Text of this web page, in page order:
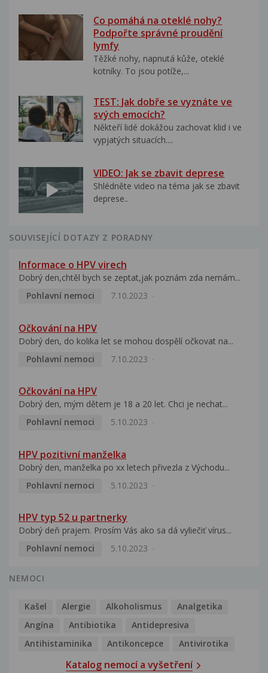
Co pomáhá na oteklé nohy?
Podpořte správné proudění
lymfy
Těžké nohy, napnutá kůže, oteklé
kotníky. To jsou potíže,...
TEST: Jak dobře se vyznáte ve
svých emocích?
Někteří lidé dokážou zachovat klid i ve
vypjatých situacích....
VIDEO: Jak se zbavit deprese
Shlédněte video na téma jak se zbavit
deprese..
SOUVISEJÍCÍ DOTAZY Z PORADNY
Informace o HPV virech
Dobrý den,chtěl bych se zeptat,jak poznám zda nemám...
Pohlavní nemoci
7.10.2023
Očkování na HPV
Dobrý den, do kolika let se mohou dospělí očkovat na...
Pohlavní nemoci
7.10.2023
Očkování na HPV
Dobrý den, mým dětem je 18 a 20 let. Chci je nechat...
Pohlavní nemoci
5.10.2023
HPV pozitivní manželka
Dobrý den, manželka po xx letech přivezla z Východu...
Pohlavní nemoci
5.10.2023
HPV typ 52 u partnerky
Dobrý deň prajem. Prosím Vás ako sa dá vyliečiť vírus...
Pohlavní nemoci
5.10.2023
NEMOCI
Kašel Alergie Alkoholismus
Analgetika
Angína
Antibiotika
Antidepresiva
Antihistaminika
Antikoncepce Antivirotika
Katalog nemocí a vyšetření